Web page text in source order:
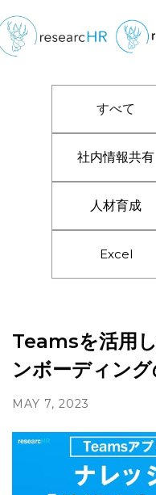
すべて
社内情報共有
人材育成
Excel
Teamsを活用
ンボーディン
MAY 7, 2023